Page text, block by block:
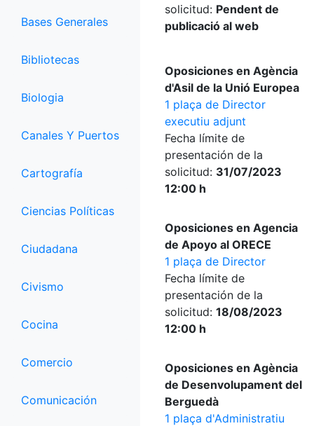
Bases Generales
Bibliotecas
Biologia
Canales Y Puertos
Cartografía
Ciencias Políticas
Ciudadana
Civismo
Cocina
Comercio
Comunicación
solicitud: Pendent de
publicació al web
Oposiciones en Agència
d'Asil de la Unió Europea
1 plaça de Director
executiu adjunt
Fecha límite de
presentación de la
solicitud: 31/07/2023
12:00 h
Oposiciones en Agencia
de Apoyo al ORECE
1 plaça de Director
Fecha límite de
presentación de la
solicitud: 18/08/2023
12:00 h
Oposiciones en Agència
de Desenvolupament del
Berguedà
1 plaça d'Administratiu